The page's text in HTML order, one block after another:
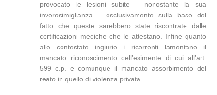
provocato le lesioni subite – nonostante la sua
inverosimiglianza – esclusivamente sulla base del
fatto che queste sarebbero state riscontrate dalle
certificazioni mediche che le attestano. Infine quanto
alle contestate ingiurie i ricorrenti lamentano il
mancato riconoscimento dell’esimente di cui all’art.
599 c.p. e comunque il mancato assorbimento del
reato in quello di violenza privata.